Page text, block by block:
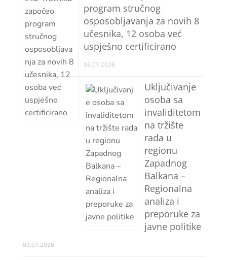
program stručnog
osposobljavanja za novih 8
učesnika, 12 osoba već
uspješno certificirano
16.07.2026
Uključivanje
osoba sa
invaliditetom
na tržište
rada u
regionu
Zapadnog
Balkana –
Regionalna
analiza i
preporuke za
javne politike
09.07.2026